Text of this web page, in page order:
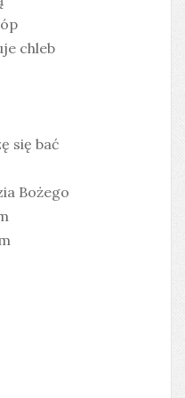
chleb
się bać
Bożego